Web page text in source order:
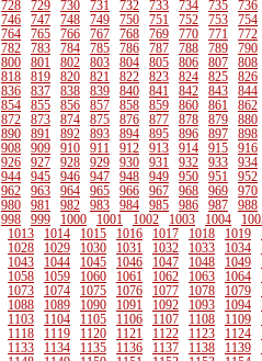
728 729 730 731 732 733 734 735 736
746 747 748 749 750 751 752 753 754
764 765 766 767 768 769 770 771 772
782 783 784 785 786 787 788 789 790
800 801 802 803 804 805 806 807 808
818 819 820 821 822 823 824 825 826
836 837 838 839 840 841 842 843 844
854 855 856 857 858 859 860 861 862
872 873 874 875 876 877 878 879 880
890 891 892 893 894 895 896 897 898
908 909 910 911 912 913 914 915 916
926 927 928 929 930 931 932 933 934
944 945 946 947 948 949 950 951 952
962 963 964 965 966 967 968 969 970
980 981 982 983 984 985 986 987 988
998 999 1000 1001 1002 1003 1004
1013 1014 1015 1016 1017 1018 1019
1028 1029 1030 1031 1032 1033 1034
1043 1044 1045 1046 1047 1048 1049
1058 1059 1060 1061 1062 1063 1064
1073 1074 1075 1076 1077 1078 1079
1088 1089 1090 1091 1092 1093 1094
1103 1104 1105 1106 1107 1108 1109
1118 1119 1120 1121 1122 1123 1124
1133 1134 1135 1136 1137 1138 1139